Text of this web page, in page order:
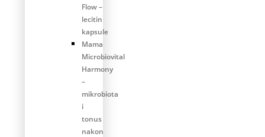
Flow –
lecitin
kapsule
Mama
Microbiovital
Harmony
–
mikrobiota
i
tonus
nakon